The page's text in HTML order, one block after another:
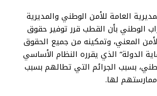
العامة للأمن الوطني والمديرية
الوطني بأن القطب قرر توفير حقوق
المعني، وتمكينه من جميع الحقوق
الدولة” الذي يقرره النظام الأساسي
بسبب الجرائم التي تطالهم بسبب
لها.